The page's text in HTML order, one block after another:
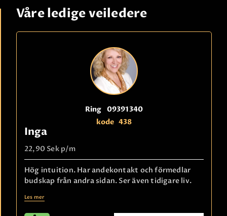
Våre ledige veiledere
Ring 09391340
kode 438
Inga
22,90 Sek p/m
Hög intuition. Har andekontakt och förmedlar
budskap från andra sidan. Ser även tidigare liv.
Les mer